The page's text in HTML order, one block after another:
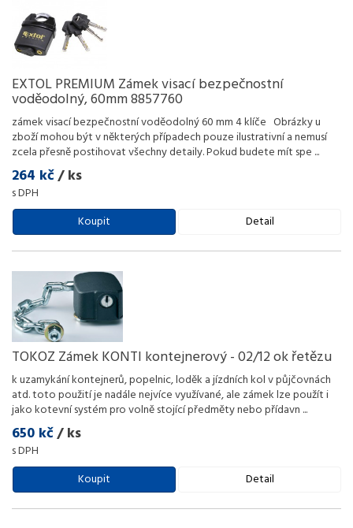
EXTOL PREMIUM Zámek visací bezpečnostní
voděodolný, 60mm 8857760
zámek visací bezpečnostní voděodolný 60 mm 4 klíče Obrázky u
zboží mohou být v některých případech pouze ilustrativní a nemusí
zcela přesně postihovat všechny detaily. Pokud budete mít spe ...
264 kč/ ks
s DPH
Koupit
Detail
TOKOZ Zámek KONTI kontejnerový - 02/12 ok řetězu
k uzamykání kontejnerů, popelnic, loděk a jízdních kol v půjčovnách
atd. toto použití je nadále nejvíce využívané, ale zámek lze použít i
jako kotevní systém pro volně stojící předměty nebo přídavn ...
650 kč/ ks
s DPH
Koupit
Detail